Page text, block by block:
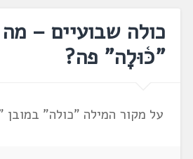
כולה שבועיים –
"כּ֫וּלָה" פה?
על מקור המילה "כולה" במובן